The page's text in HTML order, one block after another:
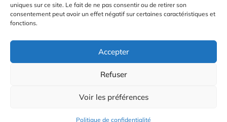
uniques sur ce site. Le fait de ne pas consentir ou de retirer son
consentement peut avoir un effet négatif sur certaines caractéristiques et
fonctions.
Accepter
Refuser
Voir les préférences
Politique de confidentialité
© 2026 Radio Calade